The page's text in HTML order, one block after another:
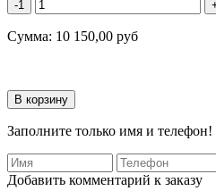
-1
Сумма: 10 150,00 руб
Заполните только имя и телефон!
Добавить комментарий к заказу